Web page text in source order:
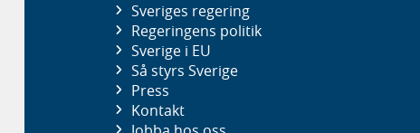
Sveriges regering
Regeringens politik
Sverige i EU
Så styrs Sverige
Press
Kontakt